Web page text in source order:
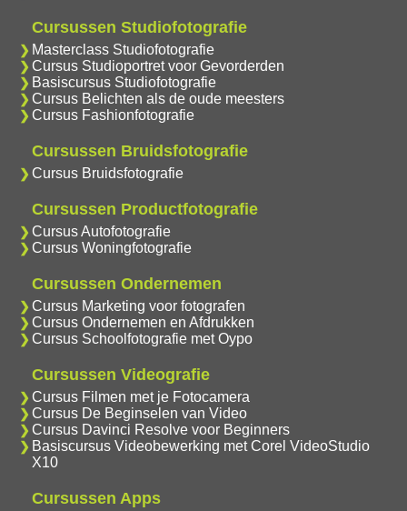
Cursussen Studiofotografie
Masterclass Studiofotografie
Cursus Studioportret voor Gevorderden
Basiscursus Studiofotografie
Cursus Belichten als de oude meesters
Cursus Fashionfotografie
Cursussen Bruidsfotografie
Cursus Bruidsfotografie
Cursussen Productfotografie
Cursus Autofotografie
Cursus Woningfotografie
Cursussen Ondernemen
Cursus Marketing voor fotografen
Cursus Ondernemen en Afdrukken
Cursus Schoolfotografie met Oypo
Cursussen Videografie
Cursus Filmen met je Fotocamera
Cursus De Beginselen van Video
Cursus Davinci Resolve voor Beginners
Basiscursus Videobewerking met Corel VideoStudio
X10
Cursussen Apps